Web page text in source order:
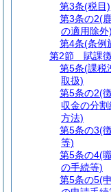
第3条(税目)
第3条の2(
の適用除外)
第4条(条例
第2節
賦課
第5条(課税
取扱)
第5条の2(
収金の分
方法)
第5条の3(
等)
第5条の4(
の手続等)
第5条の5(